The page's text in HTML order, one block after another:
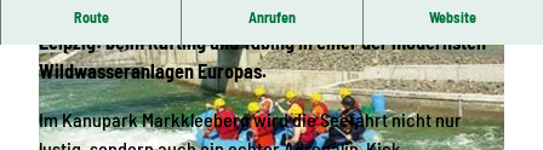
Route Anrufen Website
Action ist angesagt am Markkleeberger See südlich von
Leipzig: beim Rafting und Tubing in einer der modernsten
Wildwasseranlagen Europas.
Im Kanupark Markkleeberg wird die Seefahrt nicht nur